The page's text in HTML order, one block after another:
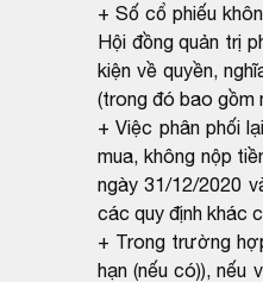
+ Số cổ phiếu
Hội đồng quản trị
kiện về quyền,
(trong đó bao gồm
+ Việc phân phối
mua, không nộp
ngày 31/12/2020
các quy định khác
+ Trong trường
hạn (nếu có)), nếu